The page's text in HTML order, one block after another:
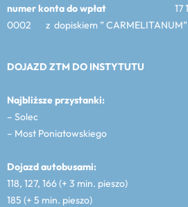
numer konta do wpłat 17
0002 z dopiskiem ” CARMELITANUM”
DOJAZD ZTM DO INSTYTUTU
Najbliższe przystanki:
– Solec
– Most Poniatowskiego
Dojazd autobusami:
118, 127, 166 (+ 3 min. pieszo)
185 (+ 5 min. pieszo)